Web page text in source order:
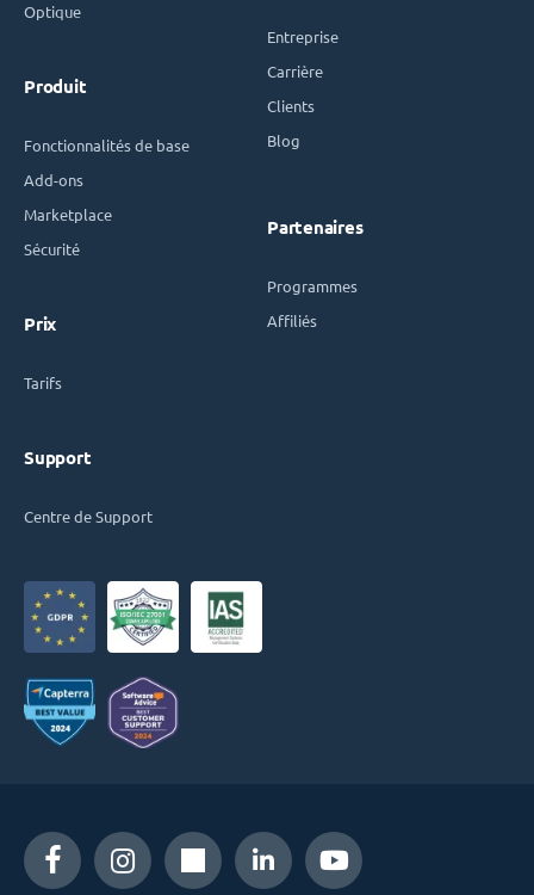
Optique
Produit
Fonctionnalités de base
Add-ons
Marketplace
Sécurité
Prix
Tarifs
Support
Centre de Support
Entreprise
Carrière
Clients
Blog
Partenaires
Programmes
Affiliés